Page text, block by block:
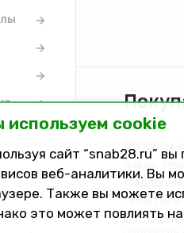
Каталог
Заказ,
Политика
используем cookie
сайт “snab28.ru”
веб-аналитики. Вы
Также вы можете
это может повлиять